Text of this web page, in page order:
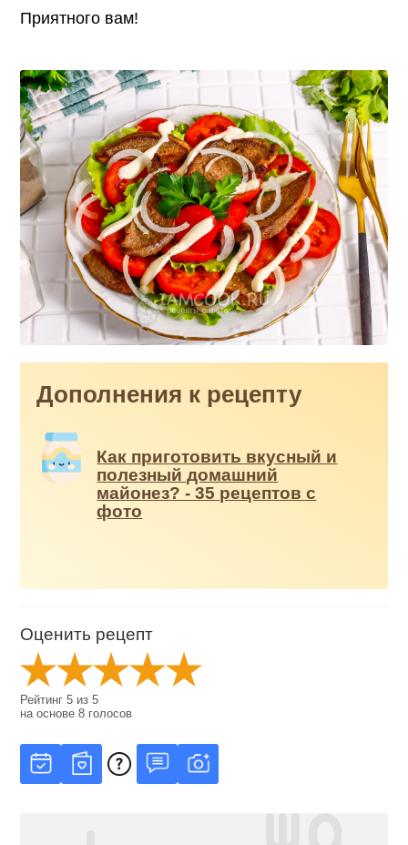
Приятного вам!
Дополнения к рецепту
Как приготовить вкусный и
полезный домашний
майонез? - 35 рецептов с
фото
Оценить рецепт
Рейтинг5 из5
на основе8 голосов